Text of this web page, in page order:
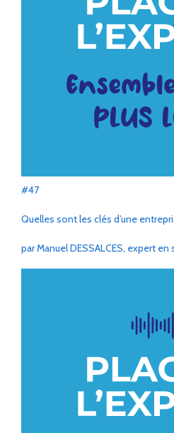
#47
Quelles sont les clés d’une
par Manuel DESSALCES, expert